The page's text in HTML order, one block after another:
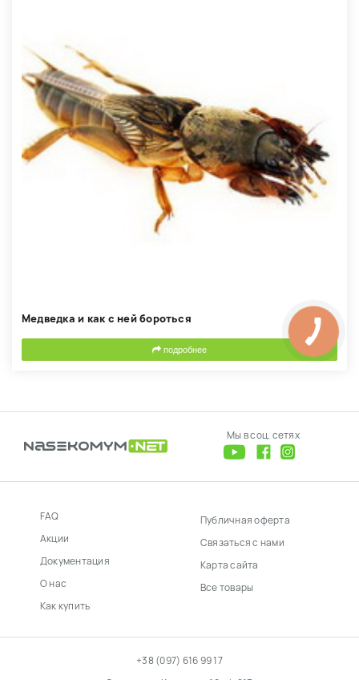
Медведка и как с ней бороться
подробнее
Мы в соц. сетях
FAQ
Акции
Документация
О нас
Как купить
Публичная оферта
Связаться с нами
Карта сайта
Все товары
+38 (097) 616 99 17